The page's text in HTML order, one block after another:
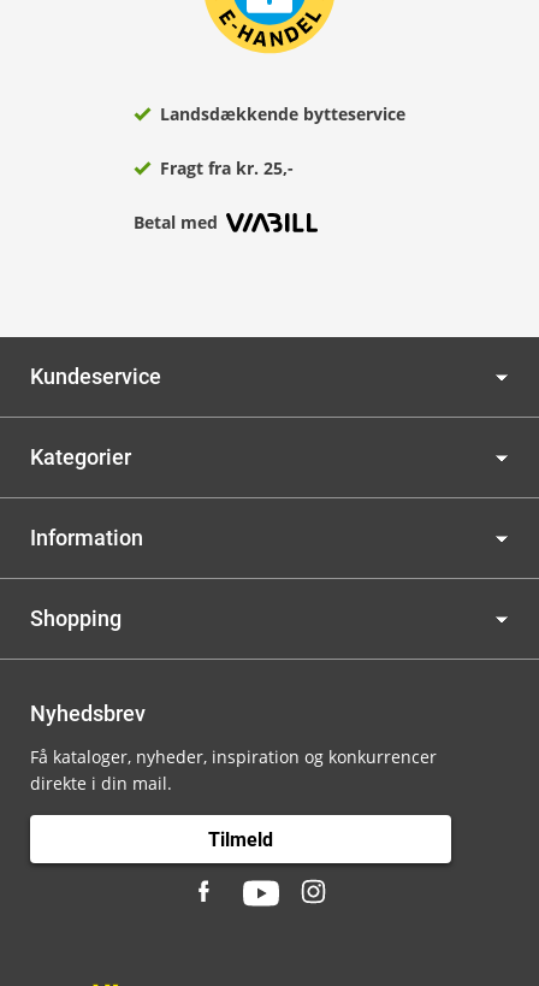
Landsdækkende bytteservice
Fragt fra kr. 25,-
Betal med
Kundeservice
Kategorier
Information
Shopping
Nyhedsbrev
Få kataloger, nyheder, inspiration og konkurrencer
direkte i din mail.
Tilmeld